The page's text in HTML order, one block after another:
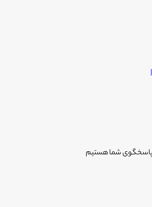
پاسخگوی شما هستیم